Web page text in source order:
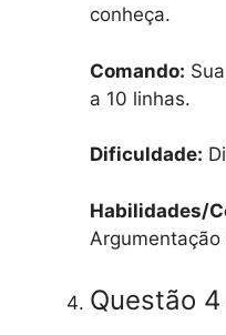
conheça.
Comando:
a 10 linhas.
Dificuldade:
Habilidades/
Questão